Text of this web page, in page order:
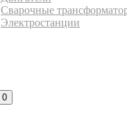
Сварочные
Электростанции
0